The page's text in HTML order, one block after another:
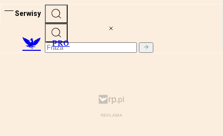
Serwisy
PRO